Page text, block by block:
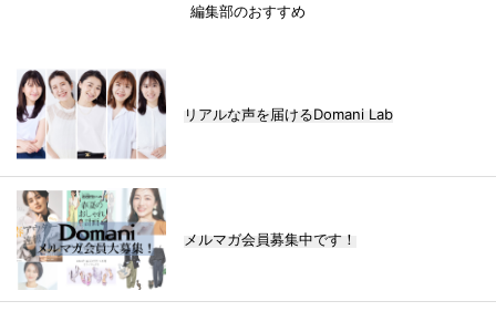
編集部のおすすめ
リアルな声を届けるDomani Lab
メルマガ会員募集中です！